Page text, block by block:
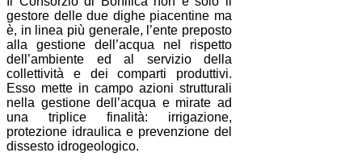
gestore delle due dighe piacentine ma
è, in linea più generale, l’ente preposto
alla gestione dell’acqua nel rispetto
dell’ambiente ed al servizio della
collettività e dei comparti produttivi.
Esso mette in campo azioni strutturali
nella gestione dell’acqua e mirate ad
una triplice finalità: irrigazione,
protezione idraulica e prevenzione del
dissesto idrogeologico.